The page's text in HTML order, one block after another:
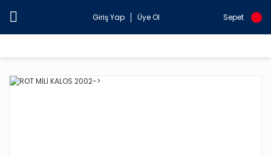
Giriş Yap Üye Ol Sepet